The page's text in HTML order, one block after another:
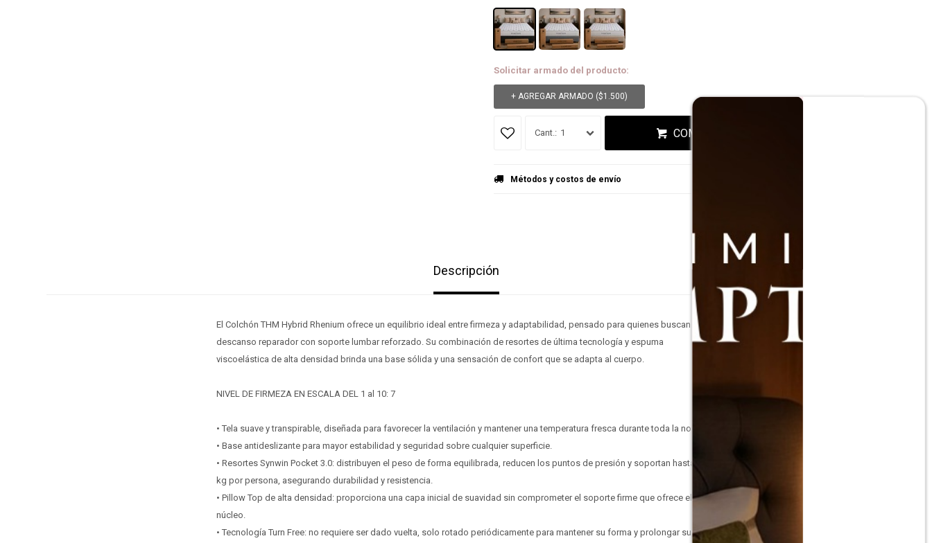
Solicitar armado del producto:
+ AGREGAR ARMADO ($1.500)
1 COMPRAR
Métodos y costos de envío
Descripción
El Colchón THM Hybrid Rhenium ofrece un equilibrio ideal entre firmeza y adaptabilidad, pensado para quienes buscan un
descanso reparador con soporte lumbar reforzado. Su combinación de resortes de última tecnología y espuma
viscoelástica de alta densidad brinda una base sólida y una sensación de confort que se adapta al cuerpo.
NIVEL DE FIRMEZA EN ESCALA DEL 1 al 10: 7
• Tela suave y transpirable, diseñada para favorecer la ventilación y mantener una temperatura fresca durante toda la noche.
• Base antideslizante para mayor estabilidad y seguridad sobre cualquier superficie.
• Resortes Synwin Pocket 3.0: distribuyen el peso de forma equilibrada, reducen los puntos de presión y soportan hasta 150
kg por persona, asegurando durabilidad y resistencia.
• Pillow Top de alta densidad: proporciona una capa inicial de suavidad sin comprometer el soporte firme que ofrece el
núcleo.
• Tecnología Turn Free: no requiere ser dado vuelta, solo rotado periódicamente para mantener su forma y prolongar su vida
cuotas y sin tocar tu
tarjeta de crédito
¡Sumate a la forma más ágil de comprar!
cuotas * ¡Solo con tu cédula!
Verifica si estás calificado para comprar con Pago
Celular
Fecha de nacimiento
Día Mes Año
Después.
prefieras!
Elegí tus productos preferidos
Elegí Pago Después como metodo de pago
puede variar por comercio
Ups!
Parece que no tenes oferta, lamentamos el
inconveniente, por cualquier duda contactanos
enpreguntas@pagodespues.com.uy
¡Algo salió mal!
Por favor intenta nuevamente mas tarde.
cuotas y sin tocar tu
tarjeta de crédito
¡Sumate a la forma más ágil de comprar!
cuotas * ¡Solo con tu cédula!
Verifica si estás calificado para comprar con Pago
Celular
Fecha de nacimiento
Día Mes Año
Después.
prefieras!
Elegí tus productos preferidos
Elegí Pago Después como metodo de pago
puede variar por comercio
Ups!
Parece que no tenes oferta, lamentamos el
inconveniente, por cualquier duda contactanos
enpreguntas@pagodespues.com.uy
¡Algo salió mal!
Por favor intenta nuevamente mas tarde.